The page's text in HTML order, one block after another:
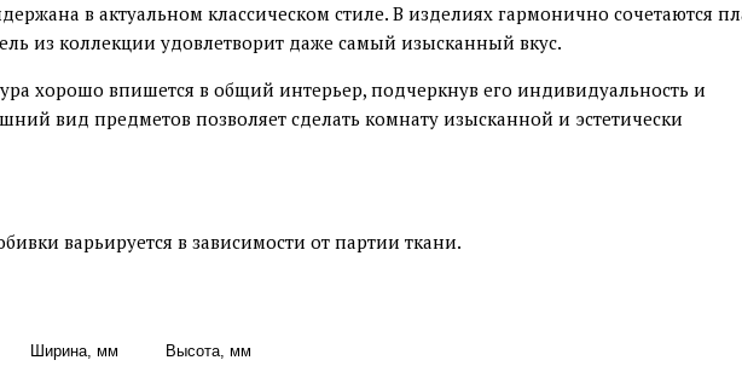
в актуальном классическом стиле. В изделиях гармонично сочетаются
из коллекции удовлетворит даже самый изысканный вкус.
хорошо впишется в общий интерьер, подчеркнув его индивидуальность и
вид предметов позволяет сделать комнату изысканной и эстетически
варьируется в зависимости от партии ткани.
Ширина, мм
Высота, мм